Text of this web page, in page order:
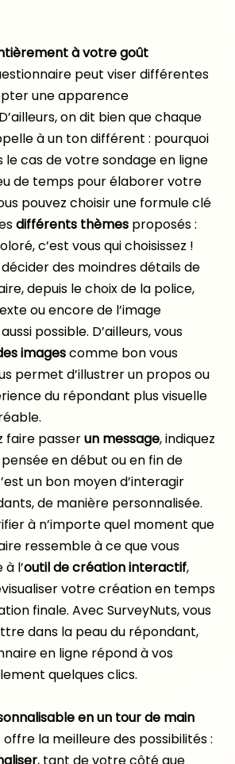
à votre goût
peut viser différentes
une apparence
on dit bien que chaque
à un ton différent : pourquoi
cas de votre sondage en ligne
de temps pour élaborer votre
pouvez choisir une formule clé
différents thèmes proposés :
c’est vous qui choisissez !
des moindres détails de
depuis le choix de la police,
ou encore de l’image
possible. D’ailleurs, vous
imagescomme bon vous
permet d’illustrer un propos ou
du répondant plus visuelle
faire passerun message, indiquez
en début ou en fin de
un bon moyen d’interagir
de manière personnalisée.
à n’importe quel moment que
ressemble à ce que vous
l’outil de création interactif,
votre création en temps
finale. Avec SurveyNuts, vous
dans la peau du répondant,
en ligne répond à vos
quelques clics.
en un tour de main
offre la meilleure des possibilités :